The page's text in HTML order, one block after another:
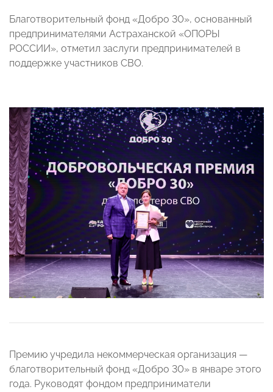
Благотворительный фонд «Добро 30», основанный
предпринимателями Астраханской «ОПОРЫ
РОССИИ», отметил заслуги предпринимателей в
поддержке участников СВО.
Премию учредила некоммерческая организация —
благотворительный фонд «Добро 30» в январе этого
года. Руководят фондом предприниматели